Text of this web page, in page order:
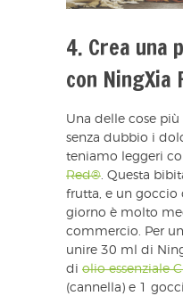
4. Crea una
con NingXia
Una delle cose
senza dubbio i
teniamo leggeri
Red®. Questa
frutta, e un goccio
giorno è molto
commercio. Per
unire 30 ml di
di olio essenziale
(cannella) e 1